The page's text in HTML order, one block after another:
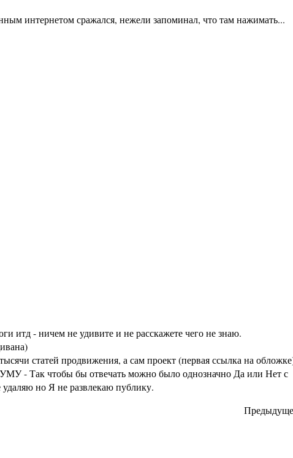
интернетом сражался, нежели запоминал, что там нажимать...
итд - ничем не удивите и не расскажете чего не знаю.
статей продвижения, а сам проект (первая ссылка на
- Так чтобы бы отвечать можно было однозначно Да или Нет с
но Я не развлекаю публику.